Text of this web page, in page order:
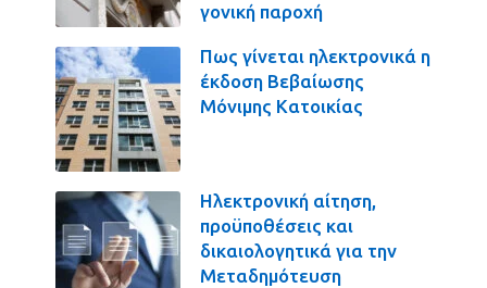
γονική παροχή
Πως γίνεται ηλεκτρονικά η
έκδοση Βεβαίωσης
Μόνιμης Κατοικίας
Ηλεκτρονική αίτηση,
προϋποθέσεις και
δικαιολογητικά για την
Μεταδημότευση